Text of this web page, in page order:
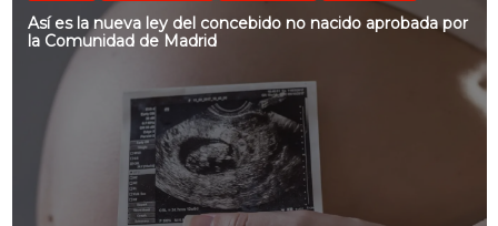
Así es la nueva ley del concebido no nacido aprobada por
la Comunidad de Madrid